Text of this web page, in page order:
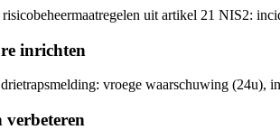
uit artikel 21 NIS2:
inrichten
vroege waarschuwing (24u),